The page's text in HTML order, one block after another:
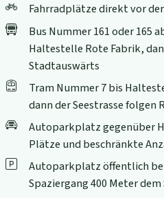
Fahrradplätze direkt vor
Bus Nummer 161 oder 165
Haltestelle Rote Fabrik,
Stadtauswärts
Tram Nummer 7 bis
dann der Seestrasse folgen
Autoparkplatz gegenüber
Plätze und beschränkte
Autoparkplatz öffentlich
Spaziergang 400 Meter